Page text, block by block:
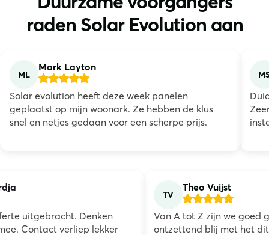
raden Solar Evolution aan
ML
Mark Layton
Solar evolution heeft deze week panelen
geplaatst op mijn woonark. Ze hebben de klus
snel en netjes gedaan voor een scherpe prijs.
uitgebracht. Denken
Contact verliep lekker
TV
Theo Vuijst
Van A tot Z zijn we goed
ontzettend blij met het